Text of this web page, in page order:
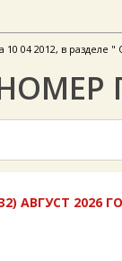
10 04 2012, в разделе
АВГУСТ 2026